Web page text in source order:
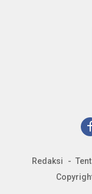
Redaksi